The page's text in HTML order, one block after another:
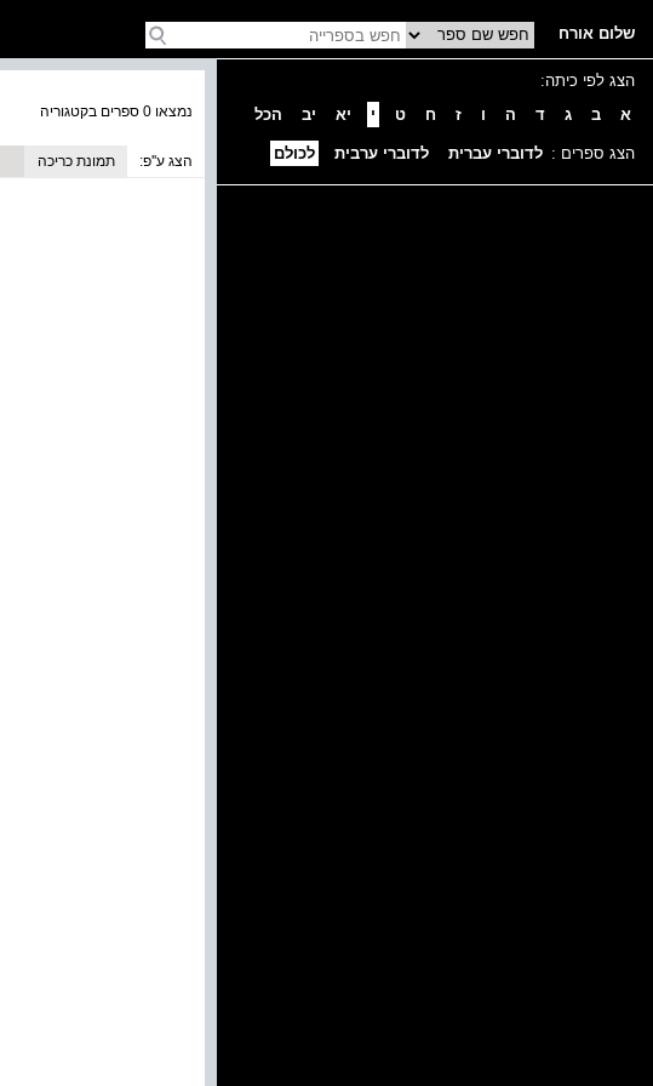
שלום אורח
הצג לפי כיתה:
א
ב ג ד ה ו ז ח ט י יא יב הכל
הצג ספרים : לדוברי עברית לדוברי ערבית לכולם
נמצאו 0 ספרים בקטגוריה
הצג ע''פ: תמונת כריכה